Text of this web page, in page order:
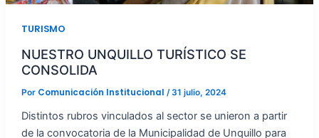
TURISMO
NUESTRO UNQUILLO TURÍSTICO SE
CONSOLIDA
Por Comunicación Institucional /31 julio, 2024
Distintos rubros vinculados al sector se unieron a partir
de la convocatoria de la Municipalidad de Unquillo para